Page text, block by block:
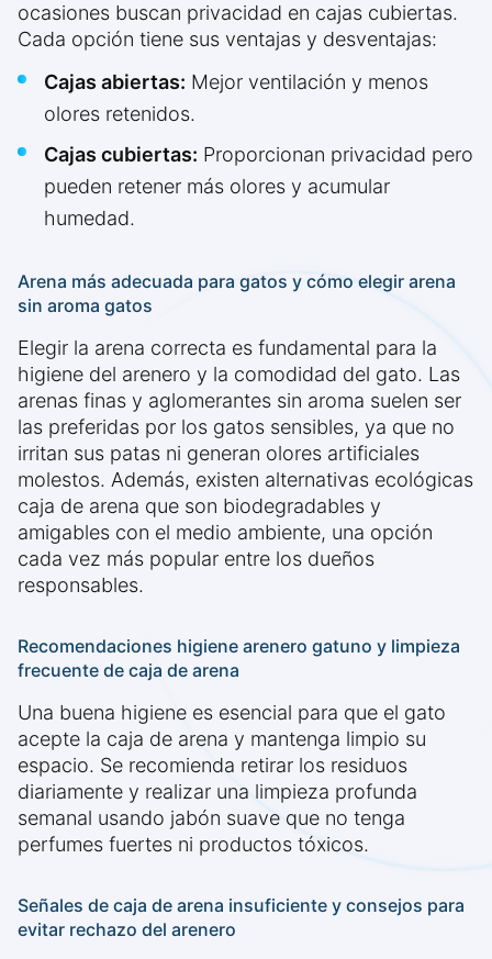
ocasiones buscan privacidad en cajas cubiertas.
Cada opción tiene sus ventajas y desventajas:
Cajas abiertas: Mejor ventilación y menos
olores retenidos.
Cajas cubiertas: Proporcionan privacidad pero
pueden retener más olores y acumular
humedad.
Arena más adecuada para gatos y cómo elegir arena
sin aroma gatos
Elegir la arena correcta es fundamental para la
higiene del arenero y la comodidad del gato. Las
arenas finas y aglomerantes sin aroma suelen ser
las preferidas por los gatos sensibles, ya que no
irritan sus patas ni generan olores artificiales
molestos. Además, existen alternativas ecológicas
caja de arena que son biodegradables y
amigables con el medio ambiente, una opción
cada vez más popular entre los dueños
responsables.
Recomendaciones higiene arenero gatuno y limpieza
frecuente de caja de arena
Una buena higiene es esencial para que el gato
acepte la caja de arena y mantenga limpio su
espacio. Se recomienda retirar los residuos
diariamente y realizar una limpieza profunda
semanal usando jabón suave que no tenga
perfumes fuertes ni productos tóxicos.
Señales de caja de arena insuficiente y consejos para
evitar rechazo del arenero